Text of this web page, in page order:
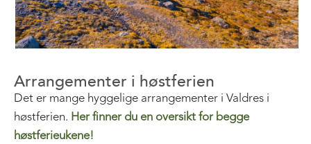
Arrangementer i høstferien
Det er mange hyggelige arrangementer i Valdres i
høstferien. Her finner du en oversikt for begge
høstferieukene!